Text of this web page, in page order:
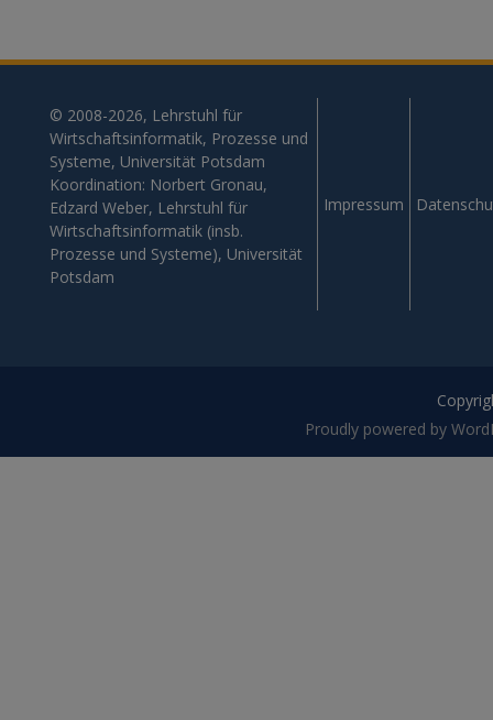
© 2008-2026, Lehrstuhl für
Wirtschaftsinformatik, Prozesse und
Systeme, Universität Potsdam
Koordination: Norbert Gronau,
Edzard Weber, Lehrstuhl für
Wirtschaftsinformatik (insb.
Prozesse und Systeme), Universität
Potsdam
Impressum
Proudly powered by